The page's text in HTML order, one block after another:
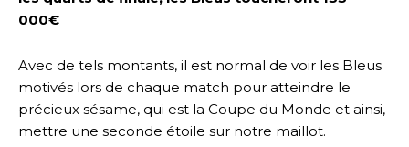
000€
Avec de tels montants, il est normal de voir les Bleus
motivés lors de chaque match pour atteindre le
précieux sésame, qui est la Coupe du Monde et ainsi,
mettre une seconde étoile sur notre maillot.